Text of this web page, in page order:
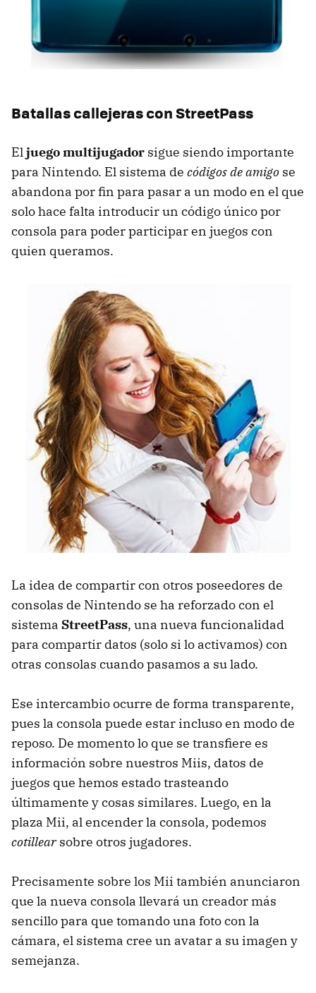
Batallas callejeras con StreetPass
Eljuego multijugador sigue siendo importante
para Nintendo. El sistema de códigos de amigo se
abandona por fin para pasar a un modo en el que
solo hace falta introducir un código único por
consola para poder participar en juegos con
quien queramos.
La idea de compartir con otros poseedores de
consolas de Nintendo se ha reforzado con el
sistema StreetPass, una nueva funcionalidad
para compartir datos (solo si lo activamos) con
otras consolas cuando pasamos a su lado.
Ese intercambio ocurre de forma transparente,
pues la consola puede estar incluso en modo de
reposo. De momento lo que se transfiere es
información sobre nuestros Miis, datos de
juegos que hemos estado trasteando
últimamente y cosas similares. Luego, en la
plaza Mii, al encender la consola, podemos
cotillearsobre otros jugadores.
Precisamente sobre los Mii también anunciaron
que la nueva consola llevará un creador más
sencillo para que tomando una foto con la
cámara, el sistema cree un avatar a su imagen y
semejanza.